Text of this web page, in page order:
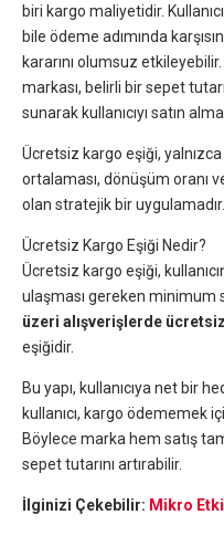
biri kargo maliyetidir.
bile ödeme adımında
kararını olumsuz
markası, belirli bir sepet
sunarak kullanıcıyı satın
Ücretsiz kargo eşiği,
ortalaması, dönüşüm oranı
olan stratejik bir uygulamadır.
Ücretsiz Kargo Eşiği Nedir?
Ücretsiz kargo eşiği,
ulaşması gereken minimum
üzeri alışverişlerde
eşiğidir.
Bu yapı, kullanıcıya net bir
kullanıcı, kargo ödememek
Böylece marka hem satış
sepet tutarını artırabilir.
İlginizi Çekebilir: Mikro